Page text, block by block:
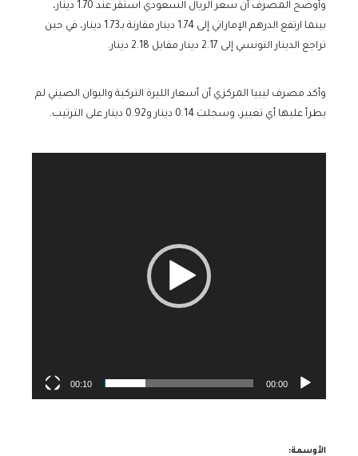
وأوضح المصرف أن سعر الريال السعودي استقر عند 1.70 دينار،
بينما ارتفع الدرهم الإماراتي إلى 1.74 دينار مقارنة بـ1.73 دينار، في حين
تراجع الدينار التونسي إلى 2.17 دينار مقابل 2.18 دينار.
وأكد مصرف ليبيا المركزي أن أسعار الليرة التركية واليوان الصيني لم
يطرأ عليها أي تغيير، وسجلت 0.14 دينار و0.92 دينار على الترتيب.
00:00
00:10
الأوسمة: